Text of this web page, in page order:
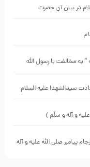
در بیان آن حضرت
” به مخالفت با رسول اللّه
سیدالشهدا علیه ‌السلام
و آله و سلّم )
پیامبر صلی الله علیه و آله